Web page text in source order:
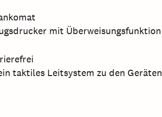
mit Überweisungsfunktion
taktiles Leitsystem zu den Geräten